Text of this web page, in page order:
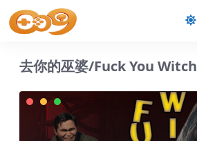
去你的巫婆/Fuck You Witch